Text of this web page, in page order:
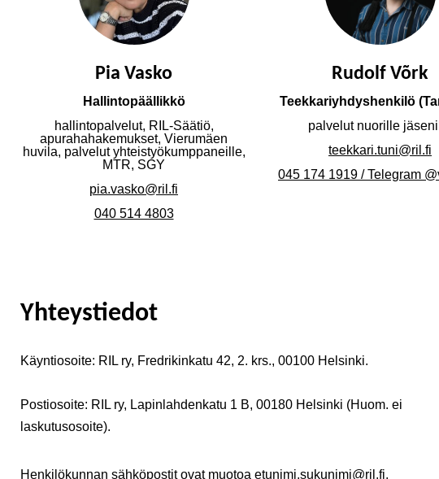
Pia Vasko
Hallintopäällikkö
hallintopalvelut, RIL-Säätiö,
apurahahakemukset, Vierumäen
huvila, palvelut yhteistyökumppaneille,
MTR, SGY
pia.vasko@ril.fi
040 514 4803
Rudolf Võrk
Teekkariyhdyshenkilö
palvelut nuorille
teekkari.tuni@ril.fi
045 174 1919 / Telegram
Yhteystiedot
Käyntiosoite: RIL ry, Fredrikinkatu 42, 2. krs., 00100 Helsinki.
Postiosoite: RIL ry, Lapinlahdenkatu 1 B, 00180 Helsinki (Huom. ei
laskutusosoite).
Henkilökunnan sähköpostit ovat muotoa etunimi.sukunimi@ril.fi.